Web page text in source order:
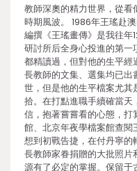
教師深奧的精力世界，從
時期風波。 1986年王瑤赴
編撰《王瑤畫傳》是我往年
研討所后全身心投進的第
都精讀過，但對他的生平
長教師的文集、選集均已
世，但是他的生平檔案尤
拾。在打點進職手續確當
信，抱著嘗嘗看的心態，
館、北京年夜學檔案館查閱
想到初戰告捷，在付丹寧
長教師家眷捐贈的大批照
源有了必定的掌握。保留